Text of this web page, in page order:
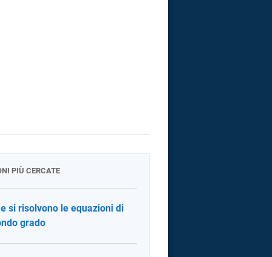
PIÙ CERCATE
si risolvono le equazioni di
grado